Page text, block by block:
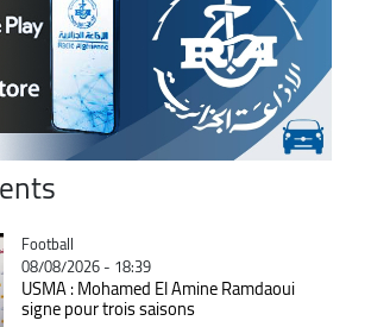
Catégorie
Football
08/08/2026 - 18:39
USMA : Mohamed El Amine Ramdaoui
signe pour trois saisons